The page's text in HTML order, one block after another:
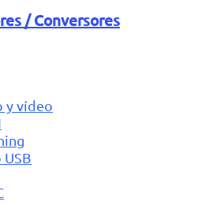
/ Conversores
y vídeo